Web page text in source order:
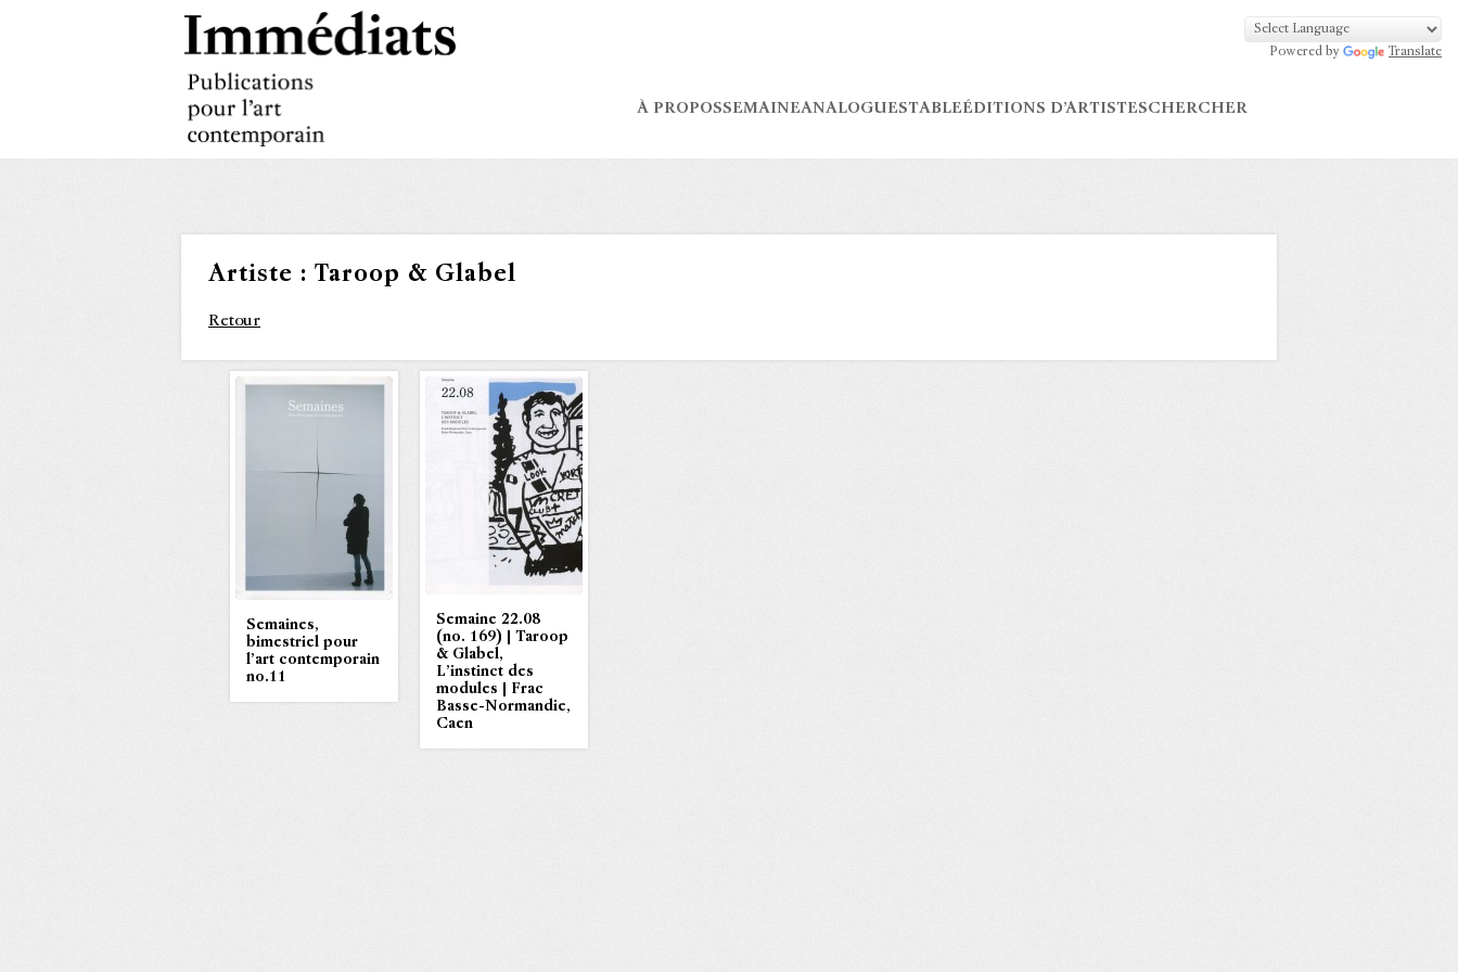
Powered by Translate
À PROPOSSEMAINEANALOGUESTABLEÉDITIONS D’ARTISTESCHERCHER
Artiste : Taroop & Glabel
Retour
Semaines,
bimestriel pour
l’art contemporain
no.11
Semaine 22.08
(no. 169) | Taroop
& Glabel,
L’instinct des
modules | Frac
Basse-Normandie,
Caen